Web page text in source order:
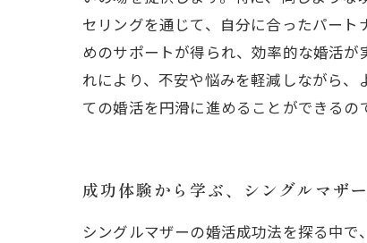
セリングを通じて、自分に合ったパー
めのサポートが得られ、効率的な婚活
れにより、不安や悩みを軽減しながら
ての婚活を円滑に進めることができるの
成功体験から学ぶ、シングルマザ
シングルマザーの婚活成功法を探る中